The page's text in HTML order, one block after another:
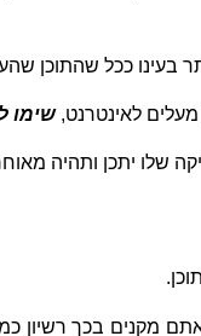
בעינו ככל שהתוכן
לאינטרנט,שימו
שלו יתכן ותהיה
מקנים בכך רשיון